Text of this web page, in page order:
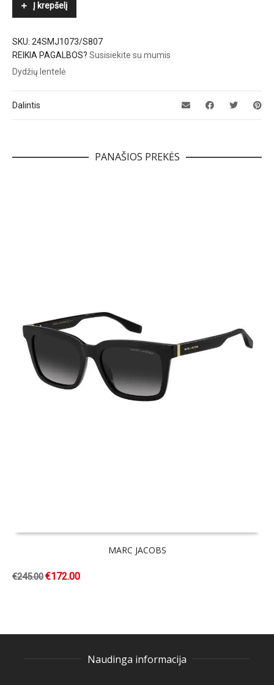
Į krepšelį
SKU: 24SMJ1073/S807
REIKIA PAGALBOS? Susisiekite su mumis
Dydžių lentelė
Dalintis
PANAŠIOS PREKĖS
MARC JACOBS
€245.00€172.00
Naudinga informacija